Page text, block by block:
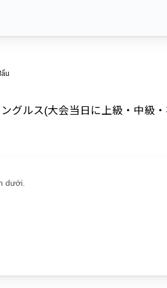
グルス(大会当日に上級・中級
dưới.